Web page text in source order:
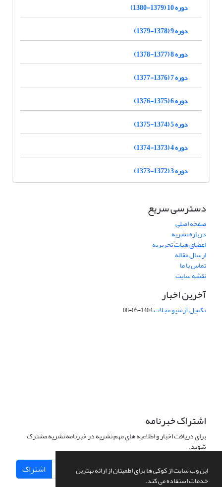
این وب سایت از کوکی ها برای اطمینان از ارائه بهترین
خدمات استفاده می کند.
دوره 10 (1379-1380)
دوره 9 (1378-1379)
دوره 8 (1377-1378)
دوره 7 (1376-1377)
دوره 6 (1375-1376)
دوره 5 (1374-1375)
دوره 4 (1373-1374)
دوره 3 (1372-1373)
دسترسی سریع
صفحه اصلی
درباره نشریه
اعضای هیات تحریریه
ارسال مقاله
تماس با ما
نقشه سایت
آخرین اخبار
تکمیل آرشیو مجلات1404-05-08
اشتراک خبرنامه
برای دریافت اخبار و اطلاعیه های مهم نشریه در خبرنامه نشریه مشترک
شوید.
اشتراک